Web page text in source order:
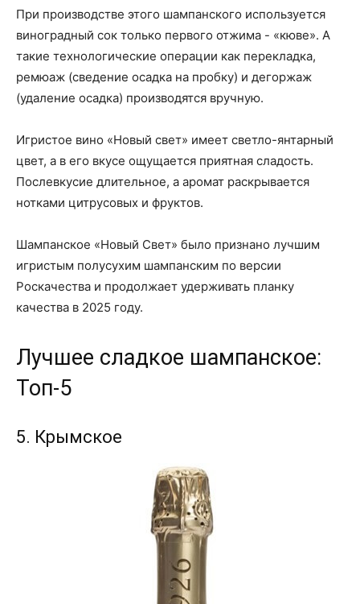
При производстве этого шампанского используется
виноградный сок только первого отжима - «кюве». А
такие технологические операции как перекладка,
ремюаж (сведение осадка на пробку) и дегоржаж
(удаление осадка) производятся вручную.
Игристое вино «Новый свет» имеет светло-янтарный
цвет, а в его вкусе ощущается приятная сладость.
Послевкусие длительное, а аромат раскрывается
нотками цитрусовых и фруктов.
Шампанское «Новый Свет» было признано лучшим
игристым полусухим шампанским по версии
Роскачества и продолжает удерживать планку
качества в 2025 году.
Лучшее сладкое шампанское:
Топ-5
5. Крымское